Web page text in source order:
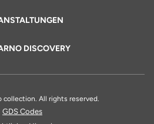
DISCOVERY
collection. All rights reserved.
GDS Codes